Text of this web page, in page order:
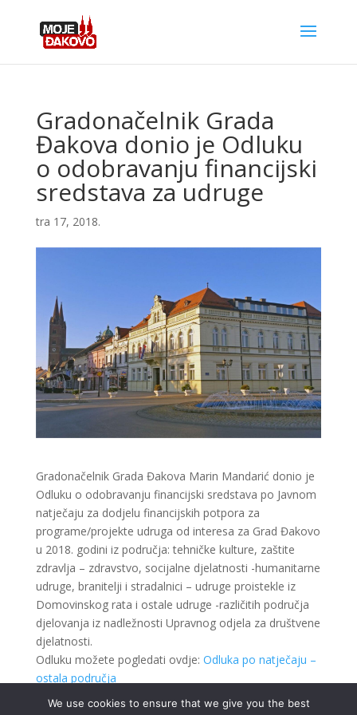
Gradonačelnik Grada
Đakova donio je Odluku
o odobravanju financijski
sredstava za udruge
tra 17, 2018.
Gradonačelnik Grada Đakova Marin Mandarić donio je
Odluku o odobravanju financijski sredstava po Javnom
natječaju za dodjelu financijskih potpora za
programe/projekte udruga od interesa za Grad Đakovo
u 2018. godini iz područja: tehničke kulture, zaštite
zdravlja – zdravstvo, socijalne djelatnosti -humanitarne
udruge, branitelji i stradalnici – udruge proistekle iz
Domovinskog rata i ostale udruge -različitih područja
djelovanja iz nadležnosti Upravnog odjela za društvene
djelatnosti.
Odluku možete pogledati ovdje: Odluka po natječaju –
ostala područja
We use cookies to ensure that we give you the best